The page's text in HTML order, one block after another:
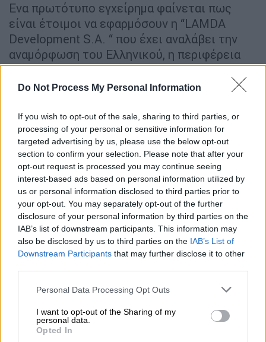
Do Not Process My Personal Information
If you wish to opt-out of the sale, sharing to third parties, or
processing of your personal or sensitive information for
targeted advertising by us, please use the below opt-out
section to confirm your selection. Please note that after your
opt-out request is processed you may continue seeing
interest-based ads based on personal information utilized by
us or personal information disclosed to third parties prior to
your opt-out. You may separately opt-out of the further
disclosure of your personal information by third parties on the
IAB’s list of downstream participants. This information may
also be disclosed by us to third parties on the IAB’s List of
Downstream Participants that may further disclose it to other
Please note that this website/app uses one or more Google
not limited to your visit or usage behaviour. You may click to
grant or deny consent to Google and its third-party tags to
use your data for below specified purposes in below Google
Personal Data Processing Opt Outs
I want to opt-out of the Sharing of my
personal data.
Opted In
Ενα πρωτότυπο εγχείρημα φαίνεται πως
είναι έτοιμοι να εφαρμόσουν η “LAMDA
Development S.A. “ που έχει αναλάβει την
αναμόρφωση του Ελληνικού, η περιφέρεια
Αττικής και ο Δήμος Ιωαννίνων. Πρόκειται
για τη μεταφορά του Ολυμπιακού
Πρόκειται για την εγκατάσταση που
κατασκευάστηκε για τις ανάγκες των
Ολυμπιακών Αγώνων του 2004 η οποία
σύμφωνα με ειδικές μελέτες είναι δυνατόν
να αποσυναρμολογηθεί και να μεταφερθεί
στα Γιάννενα όπου υπάρχει ανάγκη
δημιουργίας ενός νέου κλειστού
γυμναστηρίου. Το κόστος κατασκευής του
Πανηπειρωτικού Κλειστού Γυμναστηρίου
αποσυναρμολόγησης και συναρμολόγησης
του προκάτ κλειστού του Ελληνικού είναι
σημαντικά μικρότερο.